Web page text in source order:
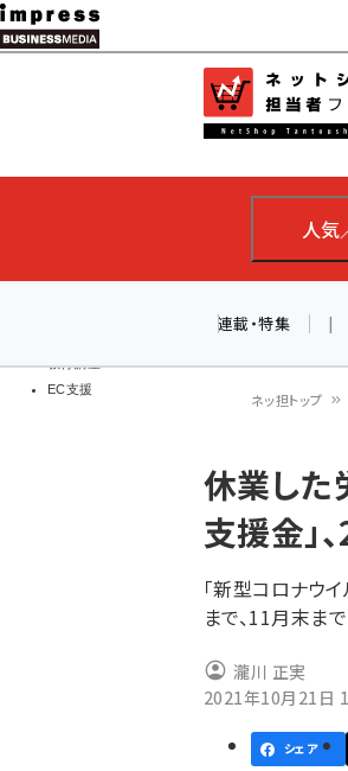
メ
イ
ン
ツ
移
教育講座
EC支援
人気
連載・特集 |
ン
く
ず
ネッ担トップ
休業した
支援金」
「新型コロナウ
まで、11月末ま
瀧川 正実
2021年10月21日
シェア